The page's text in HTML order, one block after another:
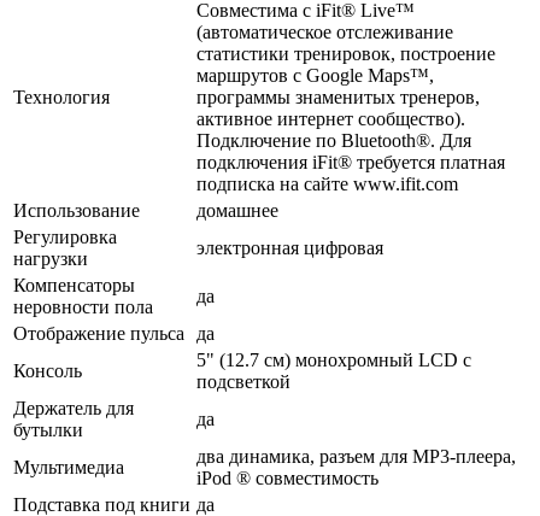
Технология
Совместима с iFit® Live™
(автоматическое отслеживание
статистики тренировок, построение
маршрутов с Google Maps™,
программы знаменитых тренеров,
активное интернет сообщество).
Подключение по Bluetooth®. Для
подключения iFit® требуется платная
подписка на сайте www.ifit.com
Использование
домашнее
Регулировка
нагрузки
электронная цифровая
Компенсаторы
неровности пола
да
Отображение пульса
да
Консоль
5" (12.7 см) монохромный LCD с
подсветкой
Держатель для
бутылки
да
Мультимедиа
два динамика, разъем для МР3-плеера,
iPod ® совместимость
Подставка под книги да